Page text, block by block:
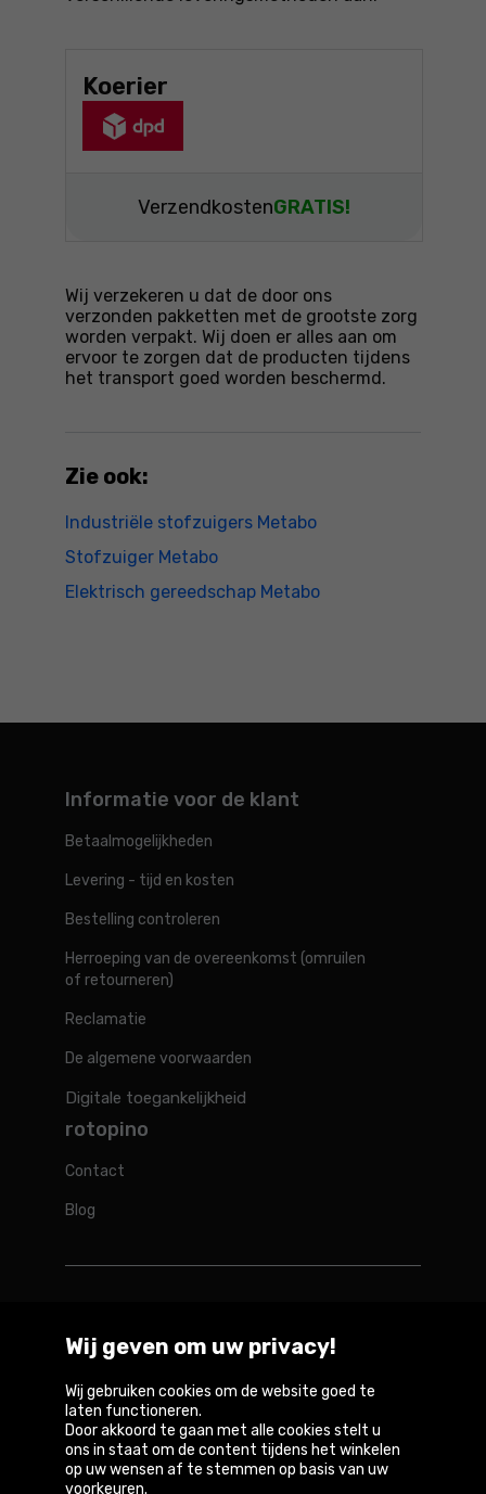
Koerier
VerzendkostenGRATIS!
Wij verzekeren u dat de door ons
verzonden pakketten met de grootste zorg
worden verpakt. Wij doen er alles aan om
ervoor te zorgen dat de producten tijdens
het transport goed worden beschermd.
Zie ook:
Industriële stofzuigers Metabo
Stofzuiger Metabo
Elektrisch gereedschap Metabo
Informatie voor de klant
Betaalmogelijkheden
Levering - tijd en kosten
Bestelling controleren
Herroeping van de overeenkomst (omruilen
of retourneren)
Reclamatie
De algemene voorwaarden
Digitale toegankelijkheid
rotopino
Contact
Blog
Belgique België Deutschland France Österreich
Copyright © 2026
Wij geven om uw privacy!
Wij gebruiken cookies om de website goed te
laten functioneren.
Door akkoord te gaan met alle cookies stelt u
ons in staat om de content tijdens het winkelen
op uw wensen af te stemmen op basis van uw
voorkeuren.